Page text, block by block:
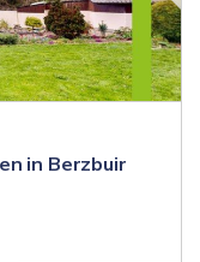
in Berzbuir